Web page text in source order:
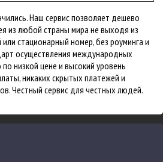
Наш сервис позволяет дешево
из любой страны мира не выходя из
стационарный номер, без роуминга и
осуществления международных
низкой цене и высокий уровень
никаких скрытых платежей и
Честный сервис для честных людей.